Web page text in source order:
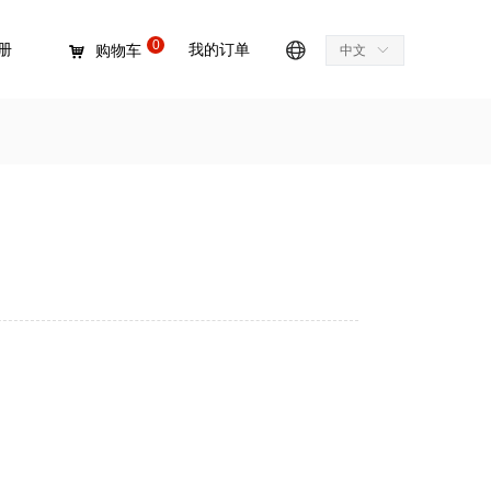
낙 购物车 0 ꀅ
中文
我的订单